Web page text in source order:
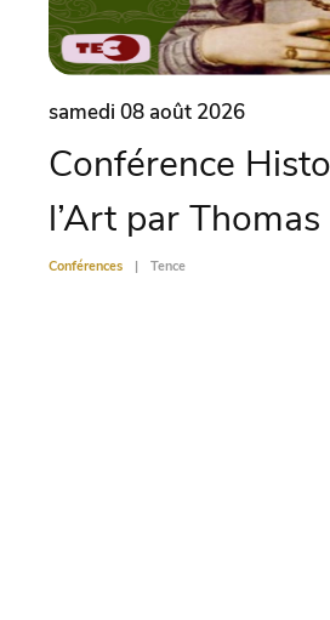
samedi 08 août 2026
Conférence
l’Art par
Conférences Tence